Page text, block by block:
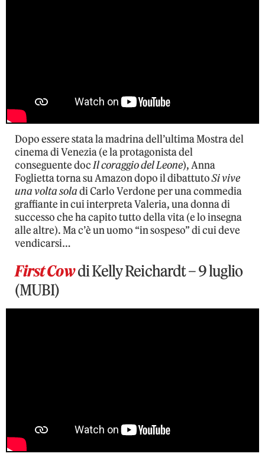
Dopo essere stata la madrina dell’ultima Mostra del
cinema di Venezia (e la protagonista del
conseguente docIl coraggio del Leone), Anna
Foglietta torna su Amazon dopo il dibattutoSi vive
una volta soladi Carlo Verdone per una commedia
graffiante in cui interpreta Valeria, una donna di
successo che ha capito tutto della vita (e lo insegna
alle altre). Ma c’è un uomo “in sospeso” di cui deve
vendicarsi…
First Cowdi Kelly Reichardt – 9 luglio
(MUBI)